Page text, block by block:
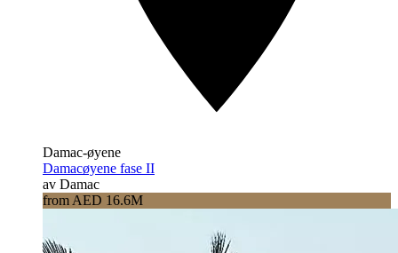
Damac-øyene
Damacøyene fase II
av Damac
from AED 16.6M